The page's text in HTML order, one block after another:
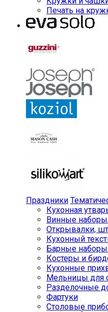
Печать на
Праздники
Кухонная
Винные наборы
Открывалки,
Кухонный
Барные наборы
Костеры и
Кухонные
Мельницы для
Разделочные
Фартуки
Столовые